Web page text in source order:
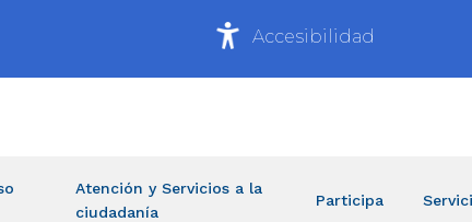
Accesibilidad
Atención y Servicios a la
ciudadanía
Participa